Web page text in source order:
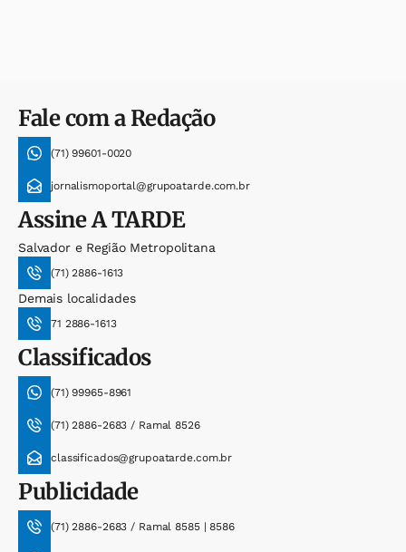
Fale com a Redação
(71) 99601-0020
jornalismoportal@grupoatarde.com.br
AssineA TARDE
Salvador e Região Metropolitana
(71) 2886-1613
Demais localidades
71 2886-1613
Classificados
(71) 99965-8961
(71) 2886-2683 / Ramal 8526
classificados@grupoatarde.com.br
Publicidade
(71) 2886-2683 / Ramal 8585 | 8586